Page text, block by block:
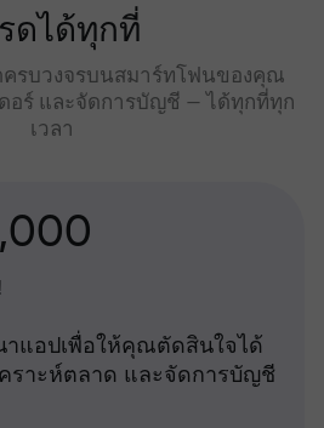
ดได้ทุกที่
ครบวงจรบนสมาร์ทโฟนของคุณ
อร์ และจัดการบัญชี — ได้ทุกที่ทุก
เวลา
าแอปเพื่อให้คุณตัดสินใจได้
คราะห์ตลาด และจัดการบัญชี